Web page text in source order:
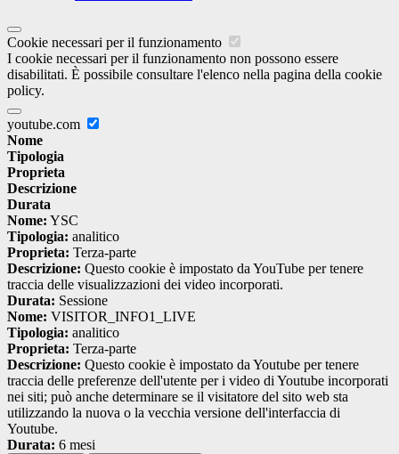
Cookie necessari per il funzionamento
I cookie necessari per il funzionamento non possono essere
disabilitati. È possibile consultare l'elenco nella pagina della cookie
policy.
youtube.com
Nome
Tipologia
Proprieta
Descrizione
Durata
Nome: YSC
Tipologia: analitico
Proprieta: Terza-parte
Descrizione: Questo cookie è impostato da YouTube per tenere
traccia delle visualizzazioni dei video incorporati.
Durata: Sessione
Nome: VISITOR_INFO1_LIVE
Tipologia: analitico
Proprieta: Terza-parte
Descrizione: Questo cookie è impostato da Youtube per tenere
traccia delle preferenze dell'utente per i video di Youtube incorporati
nei siti; può anche determinare se il visitatore del sito web sta
utilizzando la nuova o la vecchia versione dell'interfaccia di
Youtube.
Durata: 6 mesi